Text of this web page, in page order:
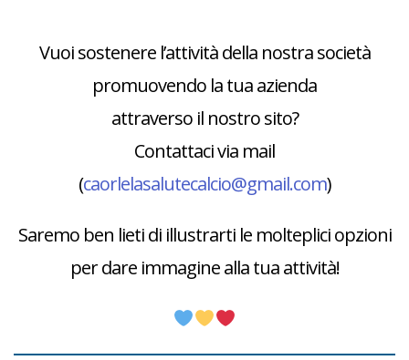
Vuoi sostenere l’attività della nostra società
promuovendo la tua azienda
attraverso il nostro sito?
Contattaci via mail
(caorlelasalutecalcio@gmail.com)
Saremo ben lieti di illustrarti le molteplici opzioni
per dare immagine alla tua attività!